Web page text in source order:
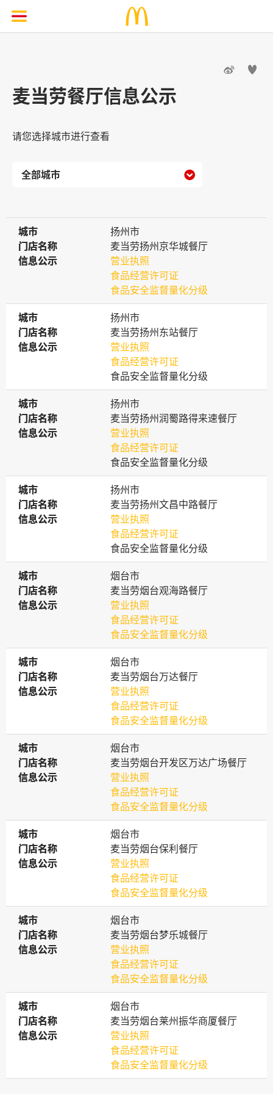
 
麦当劳餐厅信息公示
请您选择城市进行查看

城市
城市
扬州市
门店名称
门店名称
麦当劳扬州京华城餐厅
信息公示
信息公示
营业执照
食品经营许可证
食品安全监督量化分级
城市
城市
扬州市
门店名称
门店名称
麦当劳扬州东站餐厅
信息公示
信息公示
营业执照
食品经营许可证
食品安全监督量化分级
城市
城市
扬州市
门店名称
门店名称
麦当劳扬州润蜀路得来速餐厅
信息公示
信息公示
营业执照
食品经营许可证
食品安全监督量化分级
城市
城市
扬州市
门店名称
门店名称
麦当劳扬州文昌中路餐厅
信息公示
信息公示
营业执照
食品经营许可证
食品安全监督量化分级
城市
城市
烟台市
门店名称
门店名称
麦当劳烟台观海路餐厅
信息公示
信息公示
营业执照
食品经营许可证
食品安全监督量化分级
城市
城市
烟台市
门店名称
门店名称
麦当劳烟台万达餐厅
信息公示
信息公示
营业执照
食品经营许可证
食品安全监督量化分级
城市
城市
烟台市
门店名称
门店名称
麦当劳烟台开发区万达广场餐厅
信息公示
信息公示
营业执照
食品经营许可证
食品安全监督量化分级
城市
城市
烟台市
门店名称
门店名称
麦当劳烟台保利餐厅
信息公示
信息公示
营业执照
食品经营许可证
食品安全监督量化分级
城市
城市
烟台市
门店名称
门店名称
麦当劳烟台梦乐城餐厅
信息公示
信息公示
营业执照
食品经营许可证
食品安全监督量化分级
城市
城市
烟台市
门店名称
门店名称
麦当劳烟台莱州振华商厦餐厅
信息公示
信息公示
营业执照
食品经营许可证
食品安全监督量化分级